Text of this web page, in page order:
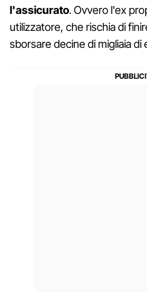
l'assicurato. Ovvero l'ex
utilizzatore, che rischia di
sborsare decine di migliaia di